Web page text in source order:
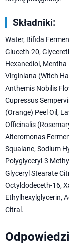
Składniki:
Water, Bifida
Gluceth-20,
Hexanediol,
Virginiana (Witch
Anthemis Nobilis
Cupressus
(Orange) Peel Oil,
Officinalis
Alteromonas
Squalane, Sodium
Polyglyceryl-3
Glyceryl Stearate
Octyldodeceth-16,
Ethylhexylglycerin,
Citral.